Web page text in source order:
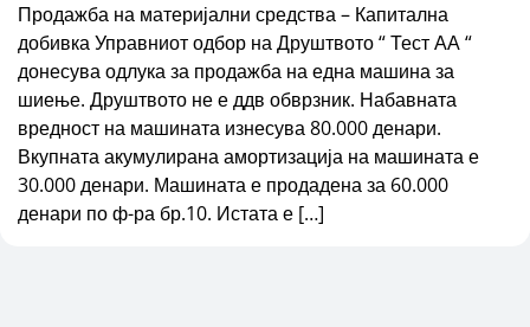
Продажба на материјални средства – Капитална
добивка Управниот одбор на Друштвото “ Тест АА “
донесува одлука за продажба на една машина за
шиење. Друштвото не е ддв обврзник. Набавната
вредност на машината изнесува 80.000 денари.
Вкупната акумулирана амортизација на машината е
30.000 денари. Машината е продадена за 60.000
денари по ф-ра бр.10. Истата е […]